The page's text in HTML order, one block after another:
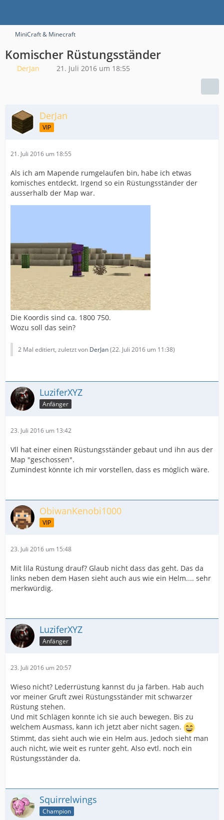
MiniCraft & Minecraft
Komischer Rüstungsständer
DerJan 21. Juli 2016 um 18:55
DerJan
VIP
21. Juli 2016 um 18:55
Als ich am Mapende rumgelaufen bin, habe ich etwas
komisches entdeckt. Irgend so ein Rüstungsständer der
ausserhalb der Map war.
Die Koordis sind ca. 1800 750.
Wozu soll das sein?
2 Mal editiert, zuletzt von DerJan(22. Juli 2016 um 11:38)
LuziferXYZ
Anfänger
23. Juli 2016 um 13:42
Vll hat einer einen Rüstungsständer gebaut und ihn aus der
Map "geschossen".
Zumindest könnte ich mir vorstellen, dass es möglich wäre.
ObiwanKenobi1000
VIP
23. Juli 2016 um 15:48
Mit lila Rüstung drauf? Glaub nicht dass das geht. Das da
links neben dem Hasen sieht auch aus wie ein Helm.... sehr
merkwürdig.
LuziferXYZ
Anfänger
23. Juli 2016 um 20:57
Wieso nicht? Lederrüstung kannst du ja färben. Hab auch
vor meiner Gruft zwei Rüstungsständer mit schwarzer
Rüstung stehen.
Und mit Schlägen konnte ich sie auch bewegen. Bis zu
welchem Ausmass, kann ich jetzt aber nicht sagen.
Stimmt, das sieht auch wie ein Helm aus. Jedoch sieht man
auch nicht, wie weit es runter geht. Also evtl. noch ein
Rüstungsständer da.
Squirrelwings
Champion